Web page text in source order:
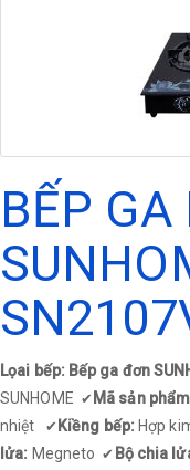
BẾP GA
Lọai bếp: Bếp ga đơn
SUNHOME ✔ Mã sản
nhiệt
✔ Kiềng bếp: Hợp
lửa: Megneto ✔ Bộ chia